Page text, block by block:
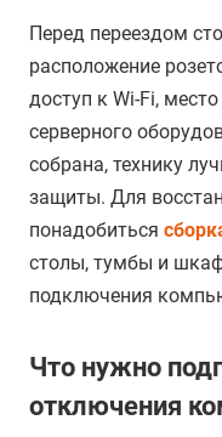
Перед переездом
расположение
доступ к Wi-Fi,
серверного
собрана, технику
защиты. Для
понадобиться
столы, тумбы и
подключения
Что нужно
отключения